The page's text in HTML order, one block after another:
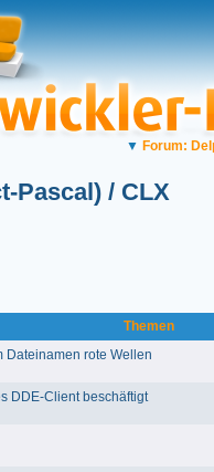
▼ Forum:
Pascal) / CLX
Themen
Dateinamen rote Wellen
DDE-Client beschäftigt